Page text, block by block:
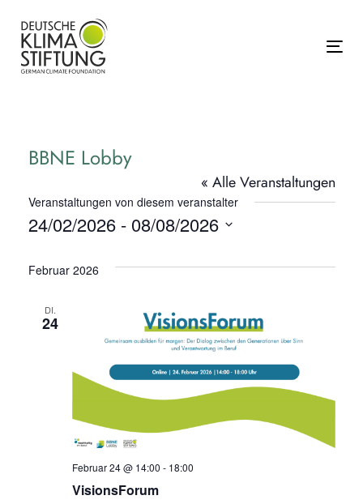
überspringen
primären
Navigation
springen
BBNE Lobby
« Alle Veranstaltungen
Veranstaltungen von diesem veranstalter
24/02/2026 - 08/08/2026
wählen.
Februar 2026
DI.
24
VisionsForum
Februar 24 @ 14:00 - 18:00